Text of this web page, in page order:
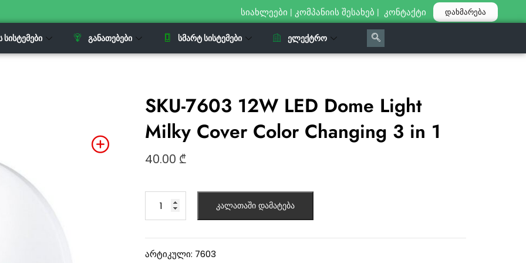
სიახლეები | კომპანიის შესახებ | კონტაქტი დახმარება
ᲡᲘᲡᲢᲔᲛᲔᲑᲘ ᲒᲐᲜᲐᲗᲔᲑᲔᲑᲘ ᲡᲛᲐᲠᲢ ᲡᲘᲡᲢᲔᲛᲔᲑᲘ ᲔᲚᲔᲥᲢᲠᲝ
SKU-7603 12W LED Dome Light
Milky Cover Color Changing 3 in 1
40.00 ₾
კალათაში დამატება
არტიკული: 7603